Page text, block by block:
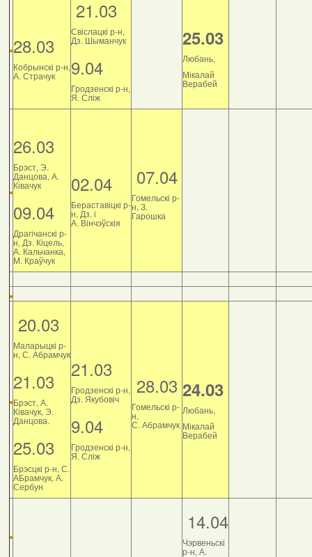
28.03
Кобрынскі р-н,
А. Страчук
21.03
Свіслацкі р-н,
Дз. Шыманчук
9.04
Гродзенскі р-н,
Я. Сліж
25.03
Любань,
Мікалай
Верабей
26.03
Брэст, Э.
Данцова, А.
Ківачук
09.04
Драгічанскі р-
н, Дз. Кіцель,
А. Кальчанка,
М. Краўчук
02.04
Бераставіцкі р-
н, Дз. і
А. Вінчэўскія
07.04
Гомельскі р-
н, З.
Гарошка
20.03
Маларыцкі р-
н, С. Абрамчук
21.03
Брэст, А.
Ківачук, Э.
Данцова.
25.03
Брэсцкі р-н, С.
АБрамчук, А.
Сербун
21.03
Гродзенскі р-н,
Дз. Якубовіч
9.04
Гродзенскі р-н,
Я. Сліж
28.03
Гомельскі р-
н,
С. Абрамчук
24.03
Любань,
Мікалай
Верабей
14.04
Чэрвеньскі
р-н, А.